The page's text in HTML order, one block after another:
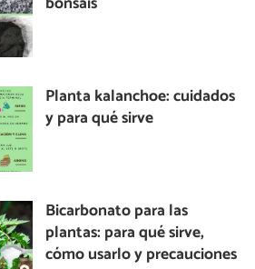
Planta kalanchoe: cuidados
y para qué sirve
Bicarbonato para las
plantas: para qué sirve,
cómo usarlo y precauciones